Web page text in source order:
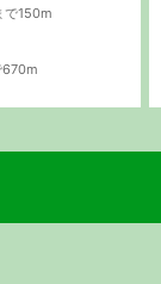
で150m
670m